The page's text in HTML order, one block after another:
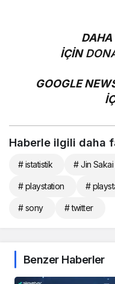
DAHA
İÇİN
GOOGLE
Haberle ilgili daha
# istatistik # Jin Sakai
# playstation #
# sony # twitter
Benzer Haberler